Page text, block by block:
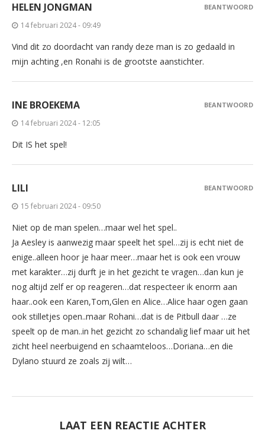
HELEN JONGMAN
14 februari 2024 - 09:49
Vind dit zo doordacht van randy deze man is zo gedaald in
mijn achting ,en Ronahi is de grootste aanstichter.
BEANTWOORD
INE BROEKEMA
14 februari 2024 - 12:05
Dit IS het spel!
BEANTWOORD
LILI
15 februari 2024 - 09:50
Niet op de man spelen…maar wel het spel..
Ja Aesley is aanwezig maar speelt het spel…zij is echt niet de
enige..alleen hoor je haar meer…maar het is ook een vrouw
met karakter…zij durft je in het gezicht te vragen…dan kun je
nog altijd zelf er op reageren…dat respecteer ik enorm aan
haar..ook een Karen,Tom,Glen en Alice…Alice haar ogen gaan
ook stilletjes open..maar Rohani…dat is de Pitbull daar …ze
speelt op de man..in het gezicht zo schandalig lief maar uit het
zicht heel neerbuigend en schaamteloos…Doriana…en die
Dylano stuurd ze zoals zij wilt…
BEANTWOORD
LAAT EEN REACTIE ACHTER